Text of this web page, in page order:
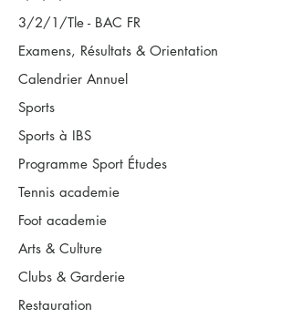
3/2/1/Tle - BAC FR
Examens, Résultats & Orientation
Calendrier Annuel
Sports
Sports à IBS
Programme Sport Études
Tennis academie
Foot academie
Arts & Culture
Clubs & Garderie
Restauration